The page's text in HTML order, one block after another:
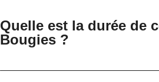
Quelle est la durée de
Bougies ?